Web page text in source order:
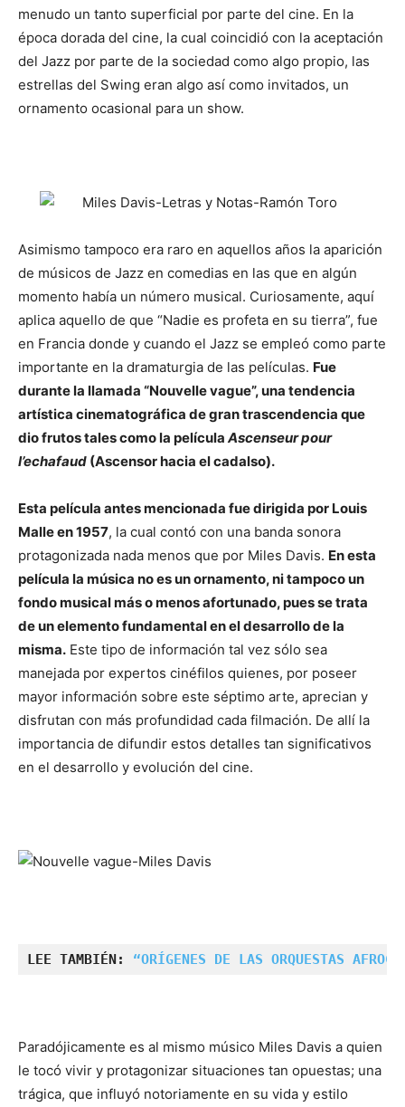
menudo un tanto superficial por parte del cine. En la
época dorada del cine, la cual coincidió con la aceptación
del Jazz por parte de la sociedad como algo propio, las
estrellas del Swing eran algo así como invitados, un
ornamento ocasional para un show.
Asimismo tampoco era raro en aquellos años la aparición
de músicos de Jazz en comedias en las que en algún
momento había un número musical. Curiosamente, aquí
aplica aquello de que “Nadie es profeta en su tierra”, fue
en Francia donde y cuando el Jazz se empleó como parte
importante en la dramaturgia de las películas. Fue
durante la llamada “Nouvelle vague”, una tendencia
artística cinematográfica de gran trascendencia que
dio frutos tales como la película Ascenseur pour
I’echafaud (Ascensor hacia el cadalso).
Esta película antes mencionada fue dirigida por Louis
Malle en 1957, la cual contó con una banda sonora
protagonizada nada menos que por Miles Davis. En esta
película la música no es un ornamento, ni tampoco un
fondo musical más o menos afortunado, pues se trata
de un elemento fundamental en el desarrollo de la
misma. Este tipo de información tal vez sólo sea
manejada por expertos cinéfilos quienes, por poseer
mayor información sobre este séptimo arte, aprecian y
disfrutan con más profundidad cada filmación. De allí la
importancia de difundir estos detalles tan significativos
en el desarrollo y evolución del cine.
LEE TAMBIÉN: “ORÍGENES DE LAS ORQUESTAS
Paradójicamente es al mismo músico Miles Davis a quien
le tocó vivir y protagonizar situaciones tan opuestas; una
trágica, que influyó notoriamente en su vida y estilo